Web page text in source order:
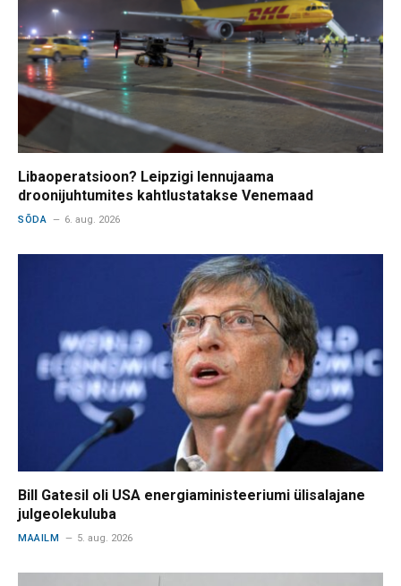
Libaoperatsioon? Leipzigi lennujaama
droonijuhtumites kahtlustatakse Venemaad
SÕDA 6. aug. 2026
Bill Gatesil oli USA energiaministeeriumi ülisalajane
julgeolekuluba
MAAILM 5. aug. 2026